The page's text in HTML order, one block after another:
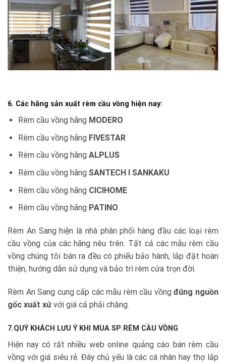
6. Các hãng sản xuất rèm cầu vồng hiện nay:
Rèm cầu vồng hãng MODERO
Rèm cầu vồng hãng FIVESTAR
Rèm cầu vồng hãng ALPLUS
Rèm cầu vồng hãng SANTECH I SANKAKU
Rèm cầu vồng hãng CICIHOME
Rèm cầu vồng hãng PATINO
Rèm An Sang hiện là nhà phân phối hàng đầu các loại rèm
cầu vồng của các hãng nêu trên. Tất cả các mẫu rèm cầu
vồng chúng tôi bán ra đều có phiếu bảo hành, lắp đặt hoàn
thiện, hướng dẫn sử dụng và bảo trì rèm cửa trọn đời.
Rèm An Sang cung cấp các mẫu rèm cầu vồngđúng nguồn
gốc xuất xứvới giá cả phải chăng.
7.QUÝ KHÁCH LƯU Ý KHI MUA SP RÈM CẦU VỒNG
Hiện nay có rất nhiều web online quảng cáo bán rèm cầu
vồng với giá siêu rẻ. Đây chủ yếu là các cá nhân hay thợ lắp